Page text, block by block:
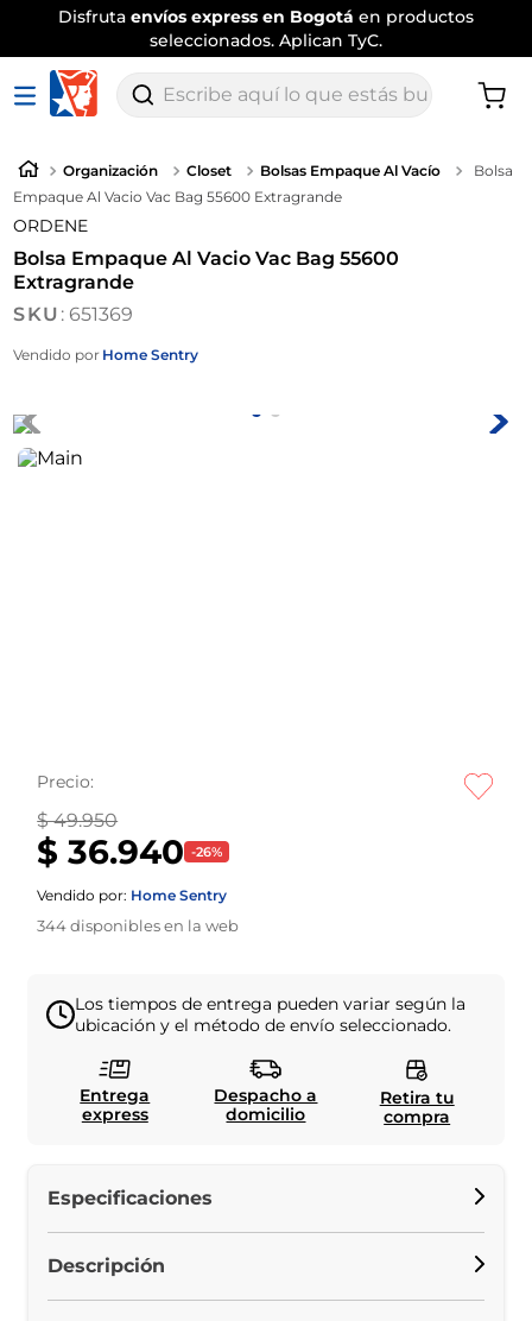
Disfruta envíos express en Bogotá en productos
seleccionados. Aplican TyC.
Escribe aquí lo que estás buscando
Organización Closet Bolsas Empaque Al Vacío
Bolsa
Empaque Al Vacio Vac Bag 55600 Extragrande
ORDENE
Bolsa Empaque Al Vacio Vac Bag 55600
Extragrande
: 651369
Vendido por Home Sentry
Precio:
$ 49.950
$ 36.940 -26%
Vendido por: Home Sentry
344disponibles en la web
Los tiempos de entrega pueden variar según la
ubicación y el método de envío seleccionado.
Entrega
express
Despacho a
domicilio
Retira tu
compra
Especificaciones
Descripción